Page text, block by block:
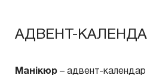
АДВЕНТ-
Манікюр – адвент-календар